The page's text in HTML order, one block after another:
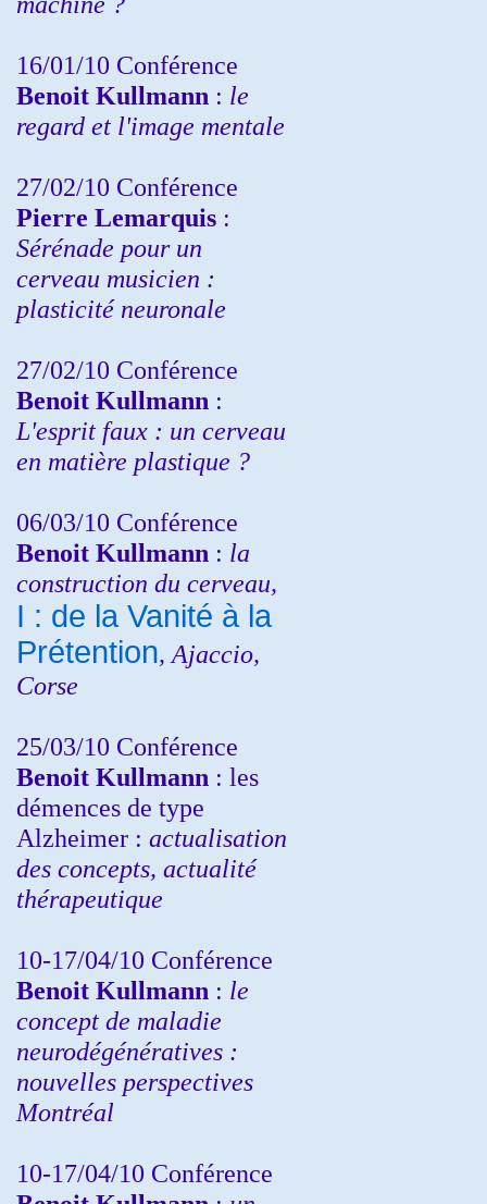
16/01/10 Conférence
Benoit Kullmann : le
regard et l'image mentale
27/02/10 Conférence
Pierre Lemarquis :
Sérénade pour un
cerveau musicien :
plasticité neuronale
27/02/10 Conférence
Benoit Kullmann :
L'esprit faux : un cerveau
en matière plastique ?
06/03/10 Conférence
Benoit Kullmann : la
construction du cerveau,
I : de la Vanité à la
Prétention, Ajaccio,
Corse
25/03/10 Conférence
Benoit Kullmann : les
démences de type
Alzheimer : actualisation
des concepts, actualité
thérapeutique
10-17/04/10 Conférence
Benoit Kullmann : le
concept de maladie
neurodégénératives :
nouvelles perspectives
Montréal
10-17/04/10 Conférence